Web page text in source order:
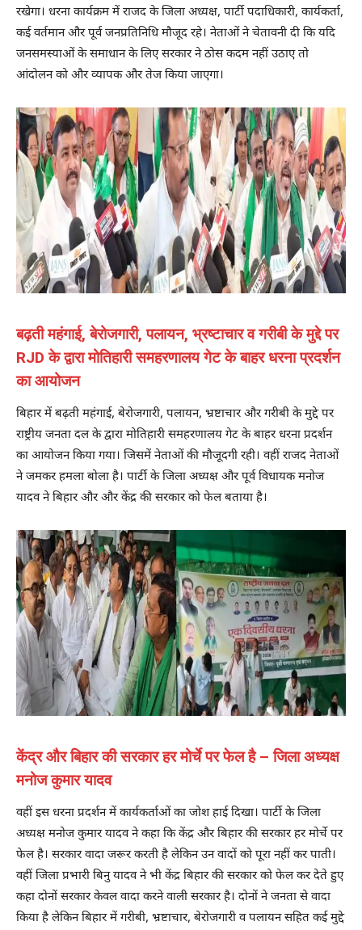
रखेगा। धरना कार्यक्रम में राजद के जिला अध्यक्ष, पार्टी पदाधिकारी, कार्यकर्ता,
कई वर्तमान और पूर्व जनप्रतिनिधि मौजूद रहे। नेताओं ने चेतावनी दी कि यदि
जनसमस्याओं के समाधान के लिए सरकार ने ठोस कदम नहीं उठाए तो
आंदोलन को और व्यापक और तेज किया जाएगा।
बढ़ती महंगाई, बेरोजगारी, पलायन, भ्रष्टाचार व गरीबी के मुद्दे पर
RJD के द्वारा मोतिहारी समहरणालय गेट के बाहर धरना प्रदर्शन
का आयोजन
बिहार में बढ़ती महंगाई, बेरोजगारी, पलायन, भ्रष्टाचार और गरीबी के मुद्दे पर
राष्ट्रीय जनता दल के द्वारा मोतिहारी समहरणालय गेट के बाहर धरना प्रदर्शन
का आयोजन किया गया। जिसमें नेताओं की मौजूदगी रही। वहीं राजद नेताओं
ने जमकर हमला बोला है। पार्टी के जिला अध्यक्ष और पूर्व विधायक मनोज
यादव ने बिहार और और केंद्र की सरकार को फेल बताया है।
केंद्र और बिहार की सरकार हर मोर्चे पर फेल है – जिला अध्यक्ष
मनोज कुमार यादव
वहीं इस धरना प्रदर्शन में कार्यकर्ताओं का जोश हाई दिखा। पार्टी के जिला
अध्यक्ष मनोज कुमार यादव ने कहा कि केंद्र और बिहार की सरकार हर मोर्चे पर
फेल है। सरकार वादा जरूर करती है लेकिन उन वादों को पूरा नहीं कर पाती।
वहीं जिला प्रभारी बिनु यादव ने भी केंद्र बिहार की सरकार को फेल कर देते हुए
कहा दोनों सरकार केवल वादा करने वाली सरकार है। दोनों ने जनता से वादा
किया है लेकिन बिहार में गरीबी, भ्रष्टाचार, बेरोजगारी व पलायन सहित कई मुद्दे